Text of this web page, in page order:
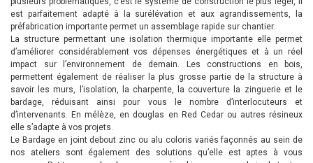
est parfaitement adapté à la surélévation et aux agrandissements, la
préfabrication importante permet un assemblage rapide sur chantier.
La structure permettant une isolation thermique importante elle permet
d’améliorer considérablement vos dépenses énergétiques et à un réel
impact sur l’environnement de demain. Les constructions en bois,
permettent également de réaliser la plus grosse partie de la structure à
savoir les murs, l’isolation, la charpente, la couverture la zinguerie et le
bardage, réduisant ainsi pour vous le nombre d’interlocuteurs et
d’intervenants. En mélèze, en douglas en Red Cedar ou autres résineux
elle s’adapte à vos projets.
Le Bardage en joint debout zinc ou alu coloris variés façonnés au sein de
nos ateliers sont également des solutions qu’elle est aptes à vous